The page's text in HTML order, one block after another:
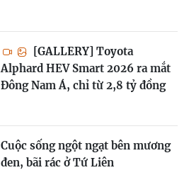
[GALLERY] Toyota
Alphard HEV Smart 2026 ra mắt
Đông Nam Á, chỉ từ 2,8 tỷ đồng
Cuộc sống ngột ngạt bên mương
đen, bãi rác ở Tứ Liên